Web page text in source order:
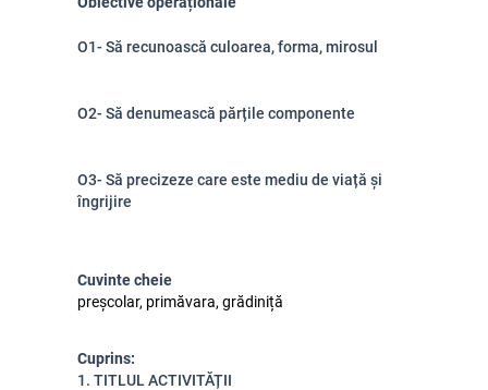
O1- Să recunoască culoarea, forma, mirosul
O2- Să denumească părțile componente
O3- Să precizeze care este mediu de viață și
îngrijire
Cuvinte cheie
preșcolar, primăvara, grădiniță
Cuprins:
1. TITLUL ACTIVITĂȚII